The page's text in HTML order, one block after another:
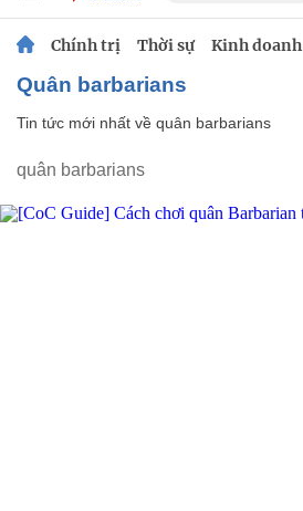
Chính trị Thời sự Kinh doanh
quân barbarians
Tin tức mới nhất về quân barbarians
quân barbarians